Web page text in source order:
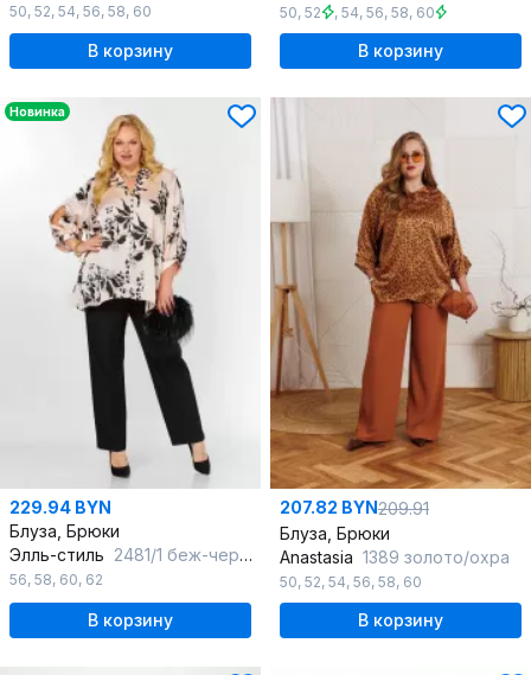
50, 52, 54, 56, 58, 60
В корзину
50, 52 , 54, 56, 58, 60
В корзину
Новинка
229.94 BYN
Блуза, Брюки
Элль-стиль 2481/1 беж-черный
56, 58, 60, 62
В корзину
207.82 BYN209.91
Блуза, Брюки
Anastasia 1389 золото/охра
50, 52, 54, 56, 58, 60
В корзину